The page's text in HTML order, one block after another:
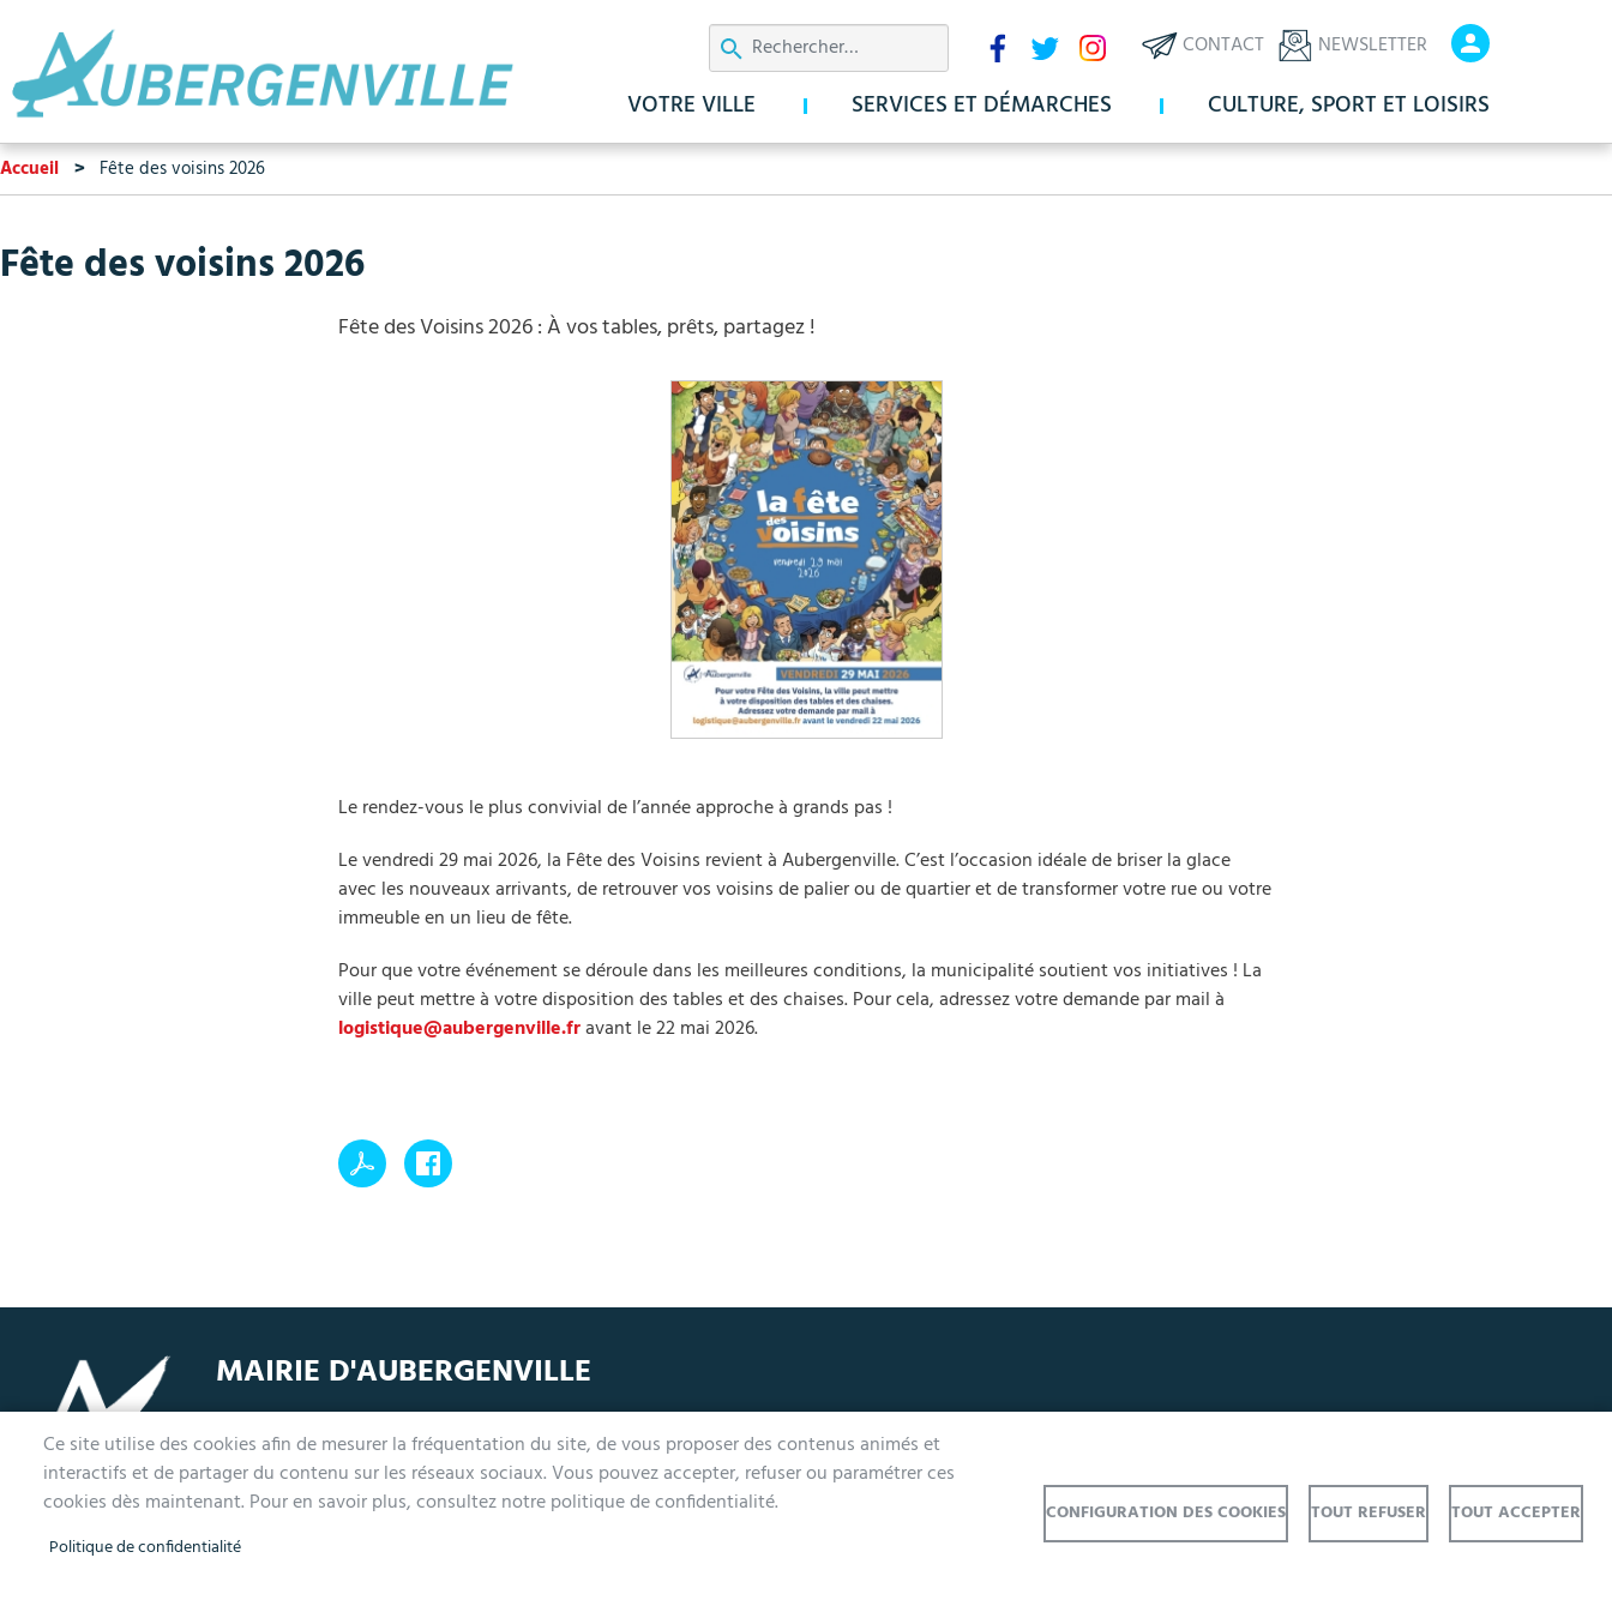
au
contenu
principal
En-
tête
-
En-
tête
Communication
CONTACT NEWSLETTER
Réseaux
sociaux
VOTRE VILLE SERVICES ET DÉMARCHES CULTURE, SPORT ET LOISIRS
Accueil Fête des voisins 2026
Fête des voisins 2026
Fête des Voisins 2026 : À vos tables, prêts, partagez !
Le rendez-vous le plus convivial de l’année approche à grands pas !
Le vendredi 29 mai 2026, la Fête des Voisins revient à Aubergenville. C’est l’occasion idéale de briser la glace
avec les nouveaux arrivants, de retrouver vos voisins de palier ou de quartier et de transformer votre rue ou votre
immeuble en un lieu de fête.
Pour que votre événement se déroule dans les meilleures conditions, la municipalité soutient vos initiatives ! La
ville peut mettre à votre disposition des tables et des chaises. Pour cela, adressez votre demande par mail à
logistique@aubergenville.fravant le 22 mai 2026.
Ce site utilise des cookies afin de mesurer la fréquentation du site, de vous proposer des contenus animés et
interactifs et de partager du contenu sur les réseaux sociaux. Vous pouvez accepter, refuser ou paramétrer ces
cookies dès maintenant. Pour en savoir plus, consultez notre politique de confidentialité.
Politique de confidentialité
CONFIGURATION DES COOKIES TOUT REFUSER TOUT ACCEPTER
MAIRIE D'AUBERGENVILLE
1 avenue de la Division Leclerc
78410 Aubergenville
Tél. 01 30 90 45 00
Lundi, mercredi, jeudi et vendredi de 9h à 12h et de 14h à 17h
Mardi 14h à 17h, nocturne jusqu'à 19h pour l'Accueil et l'État Civil
Le samedi de 9h à 12h (Accueil et État-Civil)